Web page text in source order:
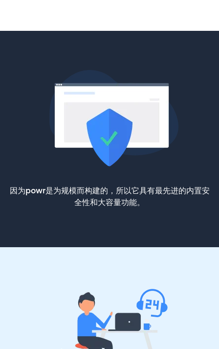
因为powr是为规模而构建的，所以它具有最先进的内置安
全性和大容量功能。